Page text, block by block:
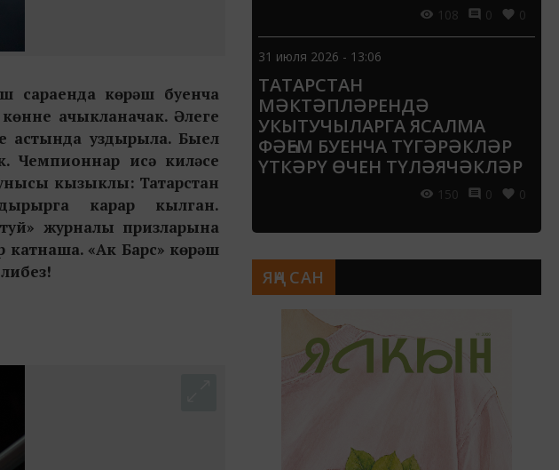
сараенда көрәш буенча
ачыкланачак. Әлеге
астында уздырыла. Быел
Чемпионнар исә киләсе
кызыклы: Татарстан
карар кылган.
журналы призларына
катнаша. «Ак Барс» көрәш
108 0 0
31 июля 2026 - 13:06
ТАТАРСТАН
МӘКТӘПЛӘРЕНДӘ
УКЫТУЧЫЛАРГА ЯСАЛМА
ФӘҺЕМ БУЕНЧА ТҮГӘРӘКЛӘР
ҮТКӘРҮ ӨЧЕН ТҮЛӘЯЧӘКЛӘР
150 0 0
ЯҢА САН